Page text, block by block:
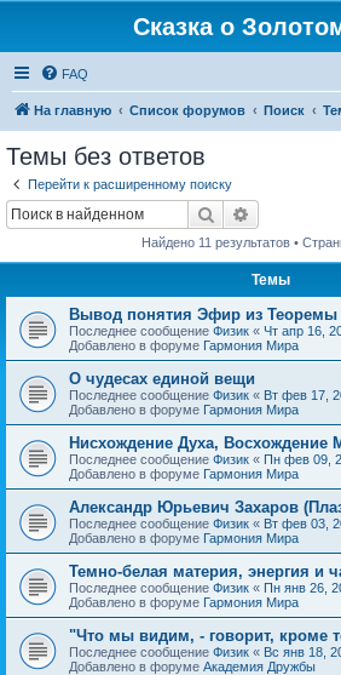
Сказка о
FAQ
На главную Список форумов Поиск
Темы без ответов
Перейти к расширенному поиску
Поиск
Найдено 11 результатов •
Темы
Вывод понятия Эфир из Теоремы
Последнее сообщение Физик « Чт апр 16,
Добавлено в форуме Гармония Мира
О чудесах единой вещи
Последнее сообщение Физик « Вт фев 17,
Добавлено в форуме Гармония Мира
Нисхождение Духа, Восхождение
Последнее сообщение Физик « Пн фев 09,
Добавлено в форуме Гармония Мира
Александр Юрьевич Захаров
Последнее сообщение Физик « Вт фев 03,
Добавлено в форуме Гармония Мира
Темно-белая материя, энергия и
Последнее сообщение Физик « Пн янв 26,
Добавлено в форуме Гармония Мира
"Что мы видим, - говорит, кроме
Последнее сообщение Физик « Вс янв 18,
Добавлено в форуме Академия Дружбы